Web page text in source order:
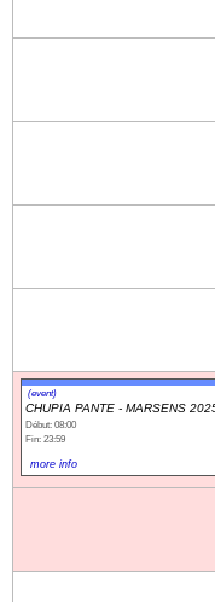
(event)
CHUPIA PANTE - MARSENS
Début: 08:00
Fin: 23:59
more info